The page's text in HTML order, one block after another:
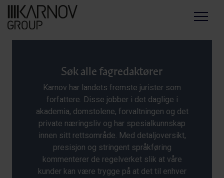
Menu
Søk alle fagredaktører
Karnov har landets fremste jurister som
forfattere. Disse jobber i det daglige i
akademia, domstolene, forvaltningen og det
private næringsliv og har spesialkunnskap
innen sitt rettsområde. Med detaljoversikt,
presisjon og stringent språkføring
kommenterer de regelverket slik at våre
kunder kan være trygge på at det til enhver